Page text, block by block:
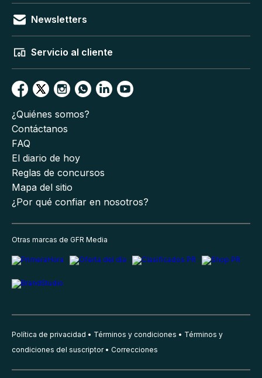
Newsletters
Servicio al cliente
¿Quiénes somos?
Contáctanos
FAQ
El diario de hoy
Reglas de concursos
Mapa del sitio
¿Por qué confiar en nosotros?
Otras marcas de GFR Media
Política de privacidad Términos y condiciones
Términos y
condiciones del suscriptor
Correcciones